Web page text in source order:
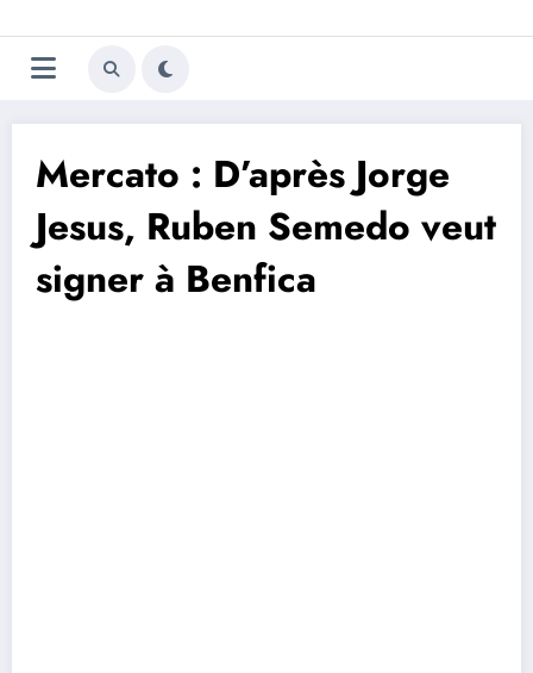
au
contenu
Trivela
L'actualité du football
Mercato : D’après Jorge
Jesus, Ruben Semedo veut
signer à Benfica